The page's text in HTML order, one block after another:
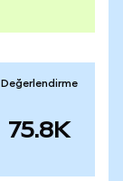
Değerlendirme
75.8K